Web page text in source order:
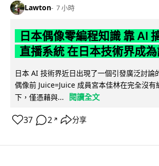
Lawton 7 小時
日本偶像零編程知識 靠 AI
直播系統 在日本技術界成
日本 AI 技術界近日出現了一個引發廣泛討論
偶像前 Juice=Juice 成員宮本佳林在完全沒有
下，僅憑藉與...
閱讀全文
37 2 ↗ 分享